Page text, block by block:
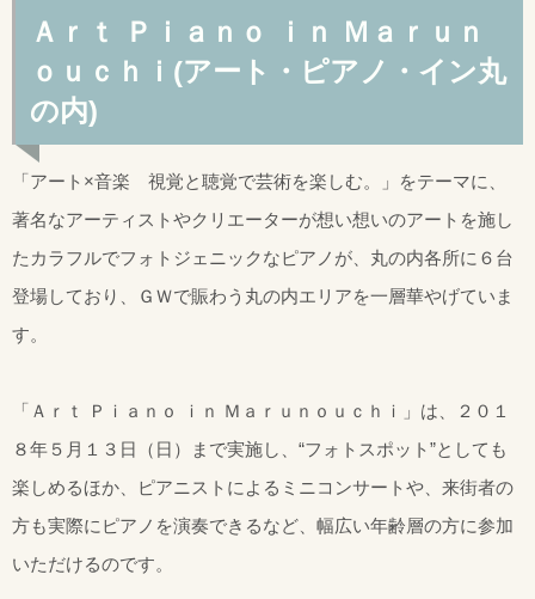
Ａｒｔ Ｐｉａｎｏ ｉｎ Ｍａｒｕｎ
ｏｕｃｈｉ(アート・ピアノ・イン丸
の内)
「アート×音楽 視覚と聴覚で芸術を楽しむ。」をテーマに、
著名なアーティストやクリエーターが想い想いのアートを施し
たカラフルでフォトジェニックなピアノが、丸の内各所に６台
登場しており、ＧＷで賑わう丸の内エリアを一層華やげていま
す。
「Ａｒｔ Ｐｉａｎｏ ｉｎ Ｍａｒｕｎｏｕｃｈｉ」は、２０１
８年５月１３日（日）まで実施し、“フォトスポット”としても
楽しめるほか、ピアニストによるミニコンサートや、来街者の
方も実際にピアノを演奏できるなど、幅広い年齢層の方に参加
いただけるのです。